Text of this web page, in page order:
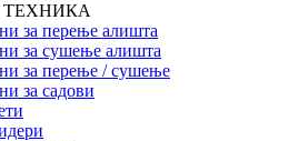
ТЕХНИКА
за перење алишта
за сушење алишта
за перење / сушење
за садови